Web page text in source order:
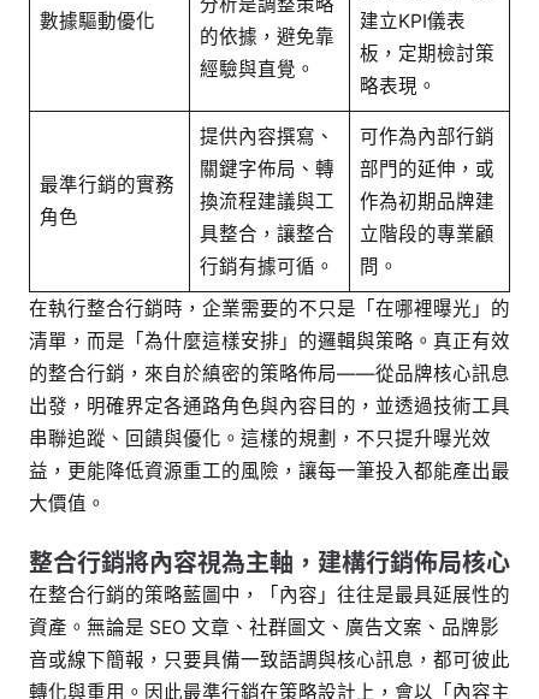
數據驅動優化
的依據，避免靠
經驗與直覺。
建立KPI儀表
板，定期檢討策
略表現。
最準行銷的實務
角色
提供內容撰寫、
關鍵字佈局、轉
換流程建議與工
具整合，讓整合
行銷有據可循。
可作為內部行銷
部門的延伸，或
作為初期品牌建
立階段的專業顧
問。
在執行整合行銷時，企業需要的不只是「在哪裡曝光」的
清單，而是「為什麼這樣安排」的邏輯與策略。真正有效
的整合行銷，來自於縝密的策略佈局——從品牌核心訊息
出發，明確界定各通路角色與內容目的，並透過技術工具
串聯追蹤、回饋與優化。這樣的規劃，不只提升曝光效
益，更能降低資源重工的風險，讓每一筆投入都能產出最
大價值。
整合行銷將內容視為主軸，建構行銷佈局核心
在整合行銷的策略藍圖中，「內容」往往是最具延展性的
資產。無論是 SEO 文章、社群圖文、廣告文案、品牌影
音或線下簡報，只要具備一致語調與核心訊息，都可彼此
轉化與重用。因此最準行銷在策略設計上，會以「內容主